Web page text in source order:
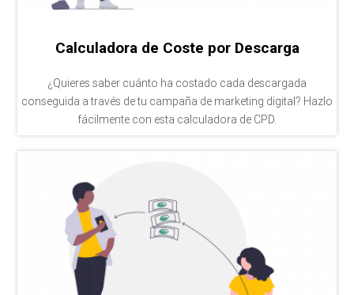
Calculadora de Coste por Descarga
¿Quieres saber cuánto ha costado cada descargada
conseguida a través de tu campaña de marketing digital? Hazlo
fácilmente con esta calculadora de CPD.